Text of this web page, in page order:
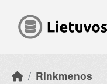
Rinkmenos